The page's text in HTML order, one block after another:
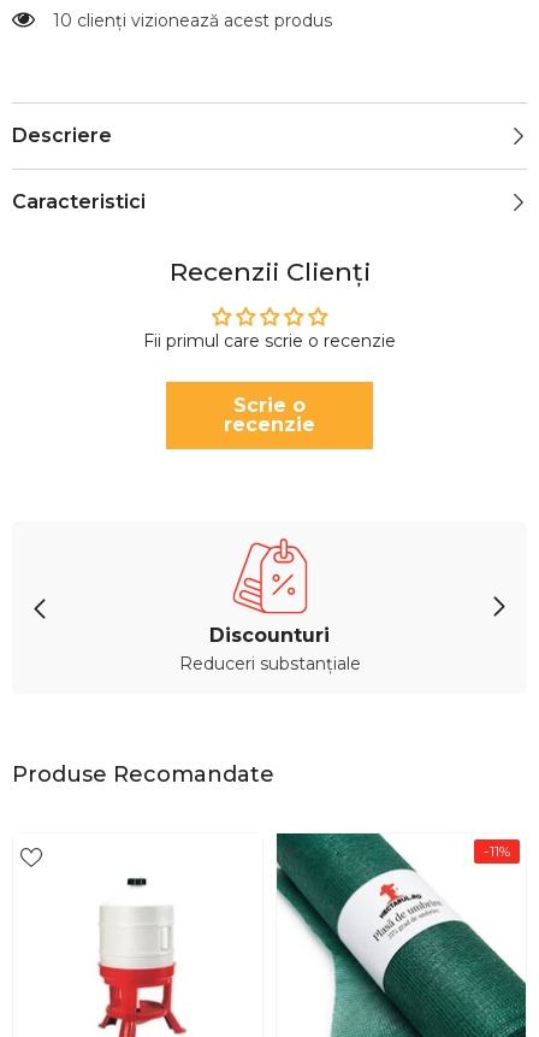
10 clienți vizionează acest produs
Descriere
Caracteristici
Recenzii Clienți
Fii primul care scrie o recenzie
Scrie o
recenzie
Discounturi
Reduceri substanțiale
Produse Recomandate
-11%